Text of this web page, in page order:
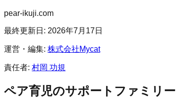
pear-ikuji.com
最終更新日: 2026年7月17日
運営・編集: 株式会社Mycat
責任者: 村岡 功規
ペア育児のサポートファミリー